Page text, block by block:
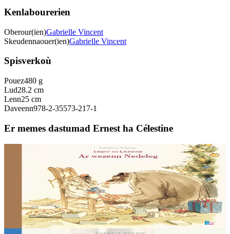
Kenlabourerien
Oberour(ien)Gabrielle Vincent
Skeudennaouer(ien)Gabrielle Vincent
Spisverkoù
Pouez480 g
Lud28.2 cm
Lenn25 cm
Daveenn978-2-35573-217-1
Er memes dastumad Ernest ha Célestine
Ar wezenn Nedeleg
Célestine a oar petra he deus c’hoant da gaout : ur gwir gouel
Nedeleg e-touez an erc’h e-kichen he gwezennig-sapin !
Er stok13,00 €